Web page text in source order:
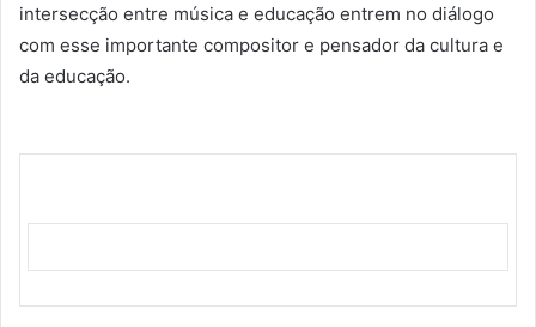
intersecção entre música e educação entrem no diálogo
com esse importante compositor e pensador da cultura e
da educação.